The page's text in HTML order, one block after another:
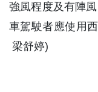
強風程度及有陣
車駕駛者應使用
梁舒婷)